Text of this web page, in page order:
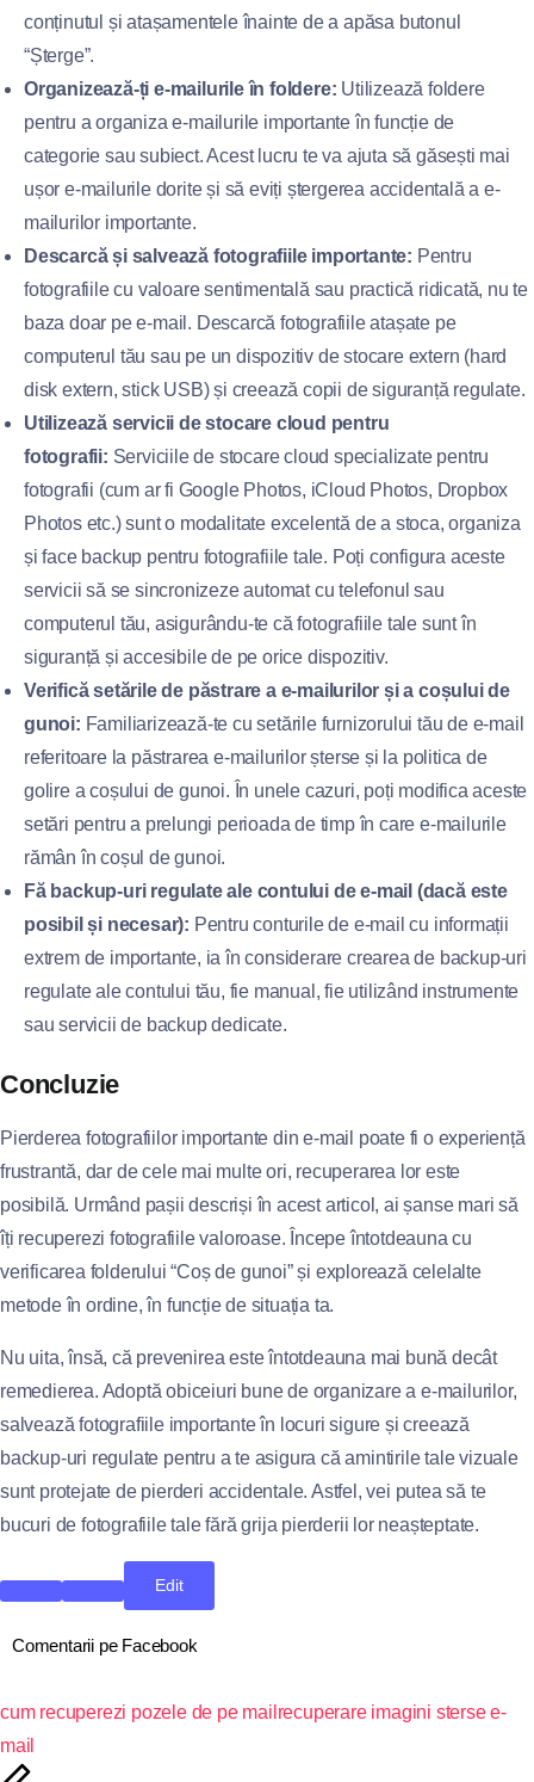
conținutul și atașamentele înainte de a apăsa butonul
“Șterge”.
Organizează-ți e-mailurile în foldere: Utilizează foldere
pentru a organiza e-mailurile importante în funcție de
categorie sau subiect. Acest lucru te va ajuta să găsești mai
ușor e-mailurile dorite și să eviți ștergerea accidentală a e-
mailurilor importante.
Descarcă și salvează fotografiile importante: Pentru
fotografiile cu valoare sentimentală sau practică ridicată, nu te
baza doar pe e-mail. Descarcă fotografiile atașate pe
computerul tău sau pe un dispozitiv de stocare extern (hard
disk extern, stick USB) și creează copii de siguranță regulate.
Utilizează servicii de stocare cloud pentru
fotografii: Serviciile de stocare cloud specializate pentru
fotografii (cum ar fi Google Photos, iCloud Photos, Dropbox
Photos etc.) sunt o modalitate excelentă de a stoca, organiza
și face backup pentru fotografiile tale. Poți configura aceste
servicii să se sincronizeze automat cu telefonul sau
computerul tău, asigurându-te că fotografiile tale sunt în
siguranță și accesibile de pe orice dispozitiv.
Verifică setările de păstrare a e-mailurilor și a coșului de
gunoi: Familiarizează-te cu setările furnizorului tău de e-mail
referitoare la păstrarea e-mailurilor șterse și la politica de
golire a coșului de gunoi. În unele cazuri, poți modifica aceste
setări pentru a prelungi perioada de timp în care e-mailurile
rămân în coșul de gunoi.
Fă backup-uri regulate ale contului de e-mail (dacă este
posibil și necesar): Pentru conturile de e-mail cu informații
extrem de importante, ia în considerare crearea de backup-uri
regulate ale contului tău, fie manual, fie utilizând instrumente
sau servicii de backup dedicate.
Concluzie
Pierderea fotografiilor importante din e-mail poate fi o experiență
frustrantă, dar de cele mai multe ori, recuperarea lor este
posibilă. Urmând pașii descriși în acest articol, ai șanse mari să
îți recuperezi fotografiile valoroase. Începe întotdeauna cu
verificarea folderului “Coș de gunoi” și explorează celelalte
metode în ordine, în funcție de situația ta.
Nu uita, însă, că prevenirea este întotdeauna mai bună decât
remedierea. Adoptă obiceiuri bune de organizare a e-mailurilor,
salvează fotografiile importante în locuri sigure și creează
backup-uri regulate pentru a te asigura că amintirile tale vizuale
sunt protejate de pierderi accidentale. Astfel, vei putea să te
bucuri de fotografiile tale fără grija pierderii lor neașteptate.
Edit
Comentarii pe Facebook
cum recuperezi pozele de pe mail recuperare imagini sterse e-
mail